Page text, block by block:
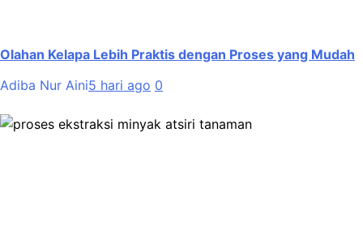
Olahan Kelapa Lebih Praktis dengan Proses yang Mudah
Adiba Nur Aini5 hari ago 0